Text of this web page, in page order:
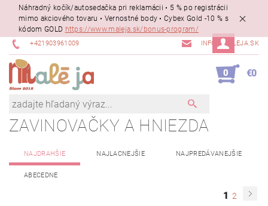
Náhradný kočík/autosedačka pri reklamácii • 5 % po registrácii
mimo akciového tovaru • Vernostné body • Cybex Gold -10 % s
kódom GOLD https://www.maleja.sk/bonus-program/
+421903961009 INFO@MALEJA.SK
0 €0
ZAVINOVAČKY A HNIEZDA
NAJDRAHŠIE NAJLACNEJŠIE NAJPREDÁVANEJŠIE
ABECEDNE
1 2